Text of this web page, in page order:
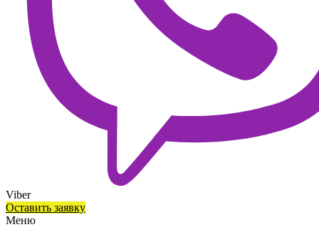
Viber
Оставить заявку
Меню